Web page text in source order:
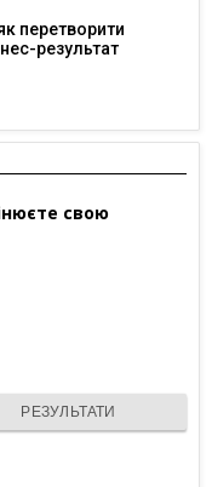
перетворити
результат
свою
РЕЗУЛЬТАТИ